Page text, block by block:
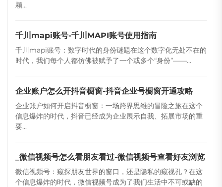
颗...
千川mapi账号-千川MAPI账号使用指南
千川mapi账号：数字时代的身份谜题在这个数字化无处不在的
时代，我们每个人都仿佛被赋予了一个或多个“身份”——...
企业账户怎么开抖音橱窗-抖音企业号橱窗开通攻略
企业账户如何开启抖音橱窗：一场跨界思维的冒险之旅在这个
信息爆炸的时代，抖音已经成为企业展示自我、拓展市场的重
要...
_微信视频号怎么看朋友看过-微信视频号查看好友浏览
微信视频号：窥探朋友世界的窗口，还是隐私的窥视孔？在这
个信息爆炸的时代，微信视频号成为了我们生活中不可或缺的